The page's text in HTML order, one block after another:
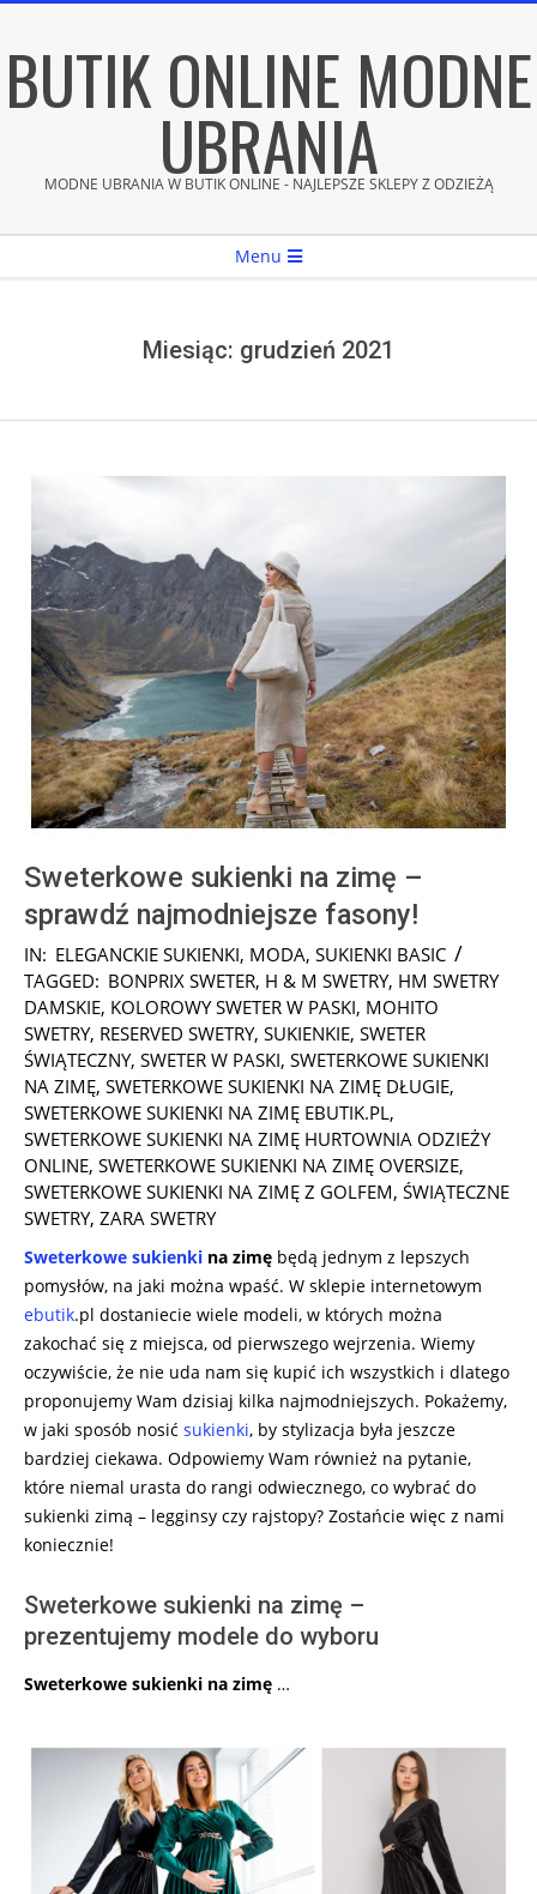
content
BUTIK ONLINE MODNE
UBRANIA
MODNE UBRANIA W BUTIK ONLINE - NAJLEPSZE SKLEPY Z ODZIEŻĄ
Menu
Miesiąc: grudzień 2021
Sweterkowe sukienki na zimę –
sprawdź najmodniejsze fasony!
2021-
12-
20
IN: ELEGANCKIE SUKIENKI, MODA, SUKIENKI BASIC
TAGGED: BONPRIX SWETER, H & M SWETRY, HM SWETRY
DAMSKIE, KOLOROWY SWETER W PASKI, MOHITO
SWETRY, RESERVED SWETRY, SUKIENKIE, SWETER
ŚWIĄTECZNY, SWETER W PASKI, SWETERKOWE SUKIENKI
NA ZIMĘ, SWETERKOWE SUKIENKI NA ZIMĘ DŁUGIE,
SWETERKOWE SUKIENKI NA ZIMĘ EBUTIK.PL,
SWETERKOWE SUKIENKI NA ZIMĘ HURTOWNIA ODZIEŻY
ONLINE, SWETERKOWE SUKIENKI NA ZIMĘ OVERSIZE,
SWETERKOWE SUKIENKI NA ZIMĘ Z GOLFEM, ŚWIĄTECZNE
SWETRY, ZARA SWETRY
Sweterkowe sukienki na zimę będą jednym z lepszych
pomysłów, na jaki można wpaść. W sklepie internetowym
ebutik.pl dostaniecie wiele modeli, w których można
zakochać się z miejsca, od pierwszego wejrzenia. Wiemy
oczywiście, że nie uda nam się kupić ich wszystkich i dlatego
proponujemy Wam dzisiaj kilka najmodniejszych. Pokażemy,
w jaki sposób nosić sukienki, by stylizacja była jeszcze
bardziej ciekawa. Odpowiemy Wam również na pytanie,
które niemal urasta do rangi odwiecznego, co wybrać do
sukienki zimą – legginsy czy rajstopy? Zostańcie więc z nami
koniecznie!
Sweterkowe sukienki na zimę –
prezentujemy modele do wyboru
Sweterkowe sukienki na zimę …